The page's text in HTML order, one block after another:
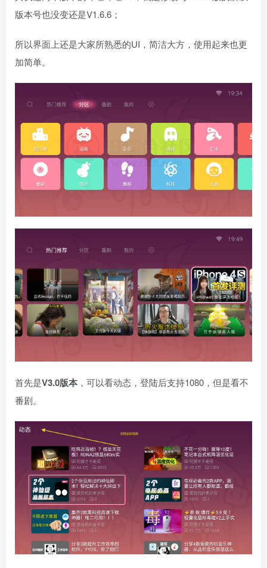
版本号也没变还是V1.6.6；
所以界面上还是大家所熟悉的UI，简洁大方，使用起来也更
加简单。
首先是V3.0版本，可以看动态，登陆后支持1080，但是看不
番剧。